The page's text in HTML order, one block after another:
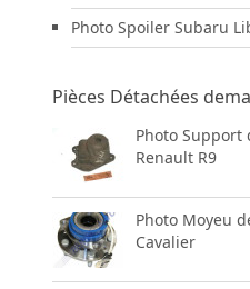
Photo Spoiler Subaru
Pièces Détachées
Photo Support
Renault R9
Photo Moyeu
Cavalier